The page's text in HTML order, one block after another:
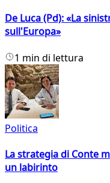
De Luca (Pd): «La
sull'Europa»
1 min di lettura
Politica
La strategia di Conte
un labirinto